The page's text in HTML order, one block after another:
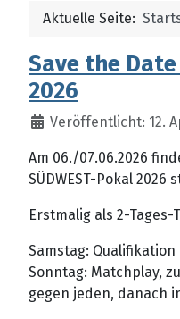
Aktuelle Seite:
Save the Date
2026
Veröffentlicht: 12.
Am 06./07.06.2026
SÜDWEST-Pokal 2026
Erstmalig als 2-
Samstag:
Sonntag: Matchplay,
gegen jeden, danach